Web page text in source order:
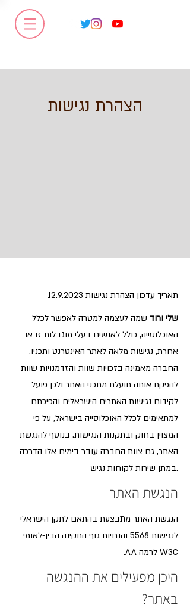
הצהרת נגישות
תאריך עדכון הצהרת נגישות 12.9.2023
שלי ורוד שמה לעצמה למטרה לאפשר לכלל
האוכלוסייה, כולל לאנשים בעלי מוגבלות זו או
אחרת, נגישות מלאה לאתר האינטרנט ותכניו.
החברה מאמינה בזכויות שוות והזדמנויות שוות
להפקת אותה תועלת מתכני האתר ולכן פועל
לקידום נגישות האתרים הישראלים והפיכתם
למתאימים לכלל האוכלוסייה בישראל, על פי
המצוין בחוק ובתקנות הנגישות. בנוסף להנגשת
האתר, גם צוות החברה עובר בימים אלו הדרכה
במתן שירות לקוחות נגיש.
הנגשת האתר
הנגשת האתר מתבצעת בהתאם לתקן הישראלי
לנגישות 5568 והנחיות גוף התקינה הבין-לאומי
W3C לרמה AA.
היכן מפעילים את ההנגשה
באתר?